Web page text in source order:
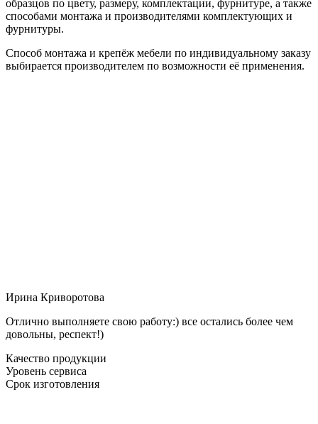
образцов по цвету, размеру, комплектации, фурнитуре, а также
способами монтажа и производителями комплектующих и
фурнитуры.
Способ монтажа и крепёж мебели по индивидуальному заказу
выбирается производителем по возможности её применения.
Ирина Криворотова
Отлично выполняете свою работу:) все остались более чем
довольны, респект!)
Качество продукции
Уровень сервиса
Срок изготовления